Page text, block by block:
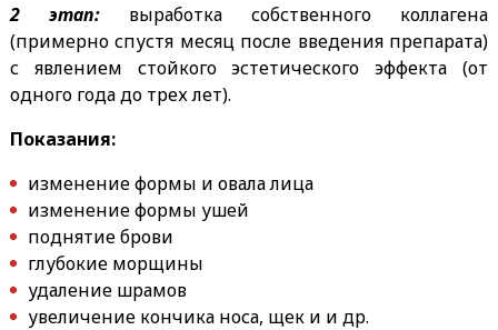
2 этап:выработка собственного коллагена
(примерно спустя месяц после введения препарата)
с явлением стойкого эстетического эффекта (от
одного года до трех лет).
Показания:
изменение формы и овала лица
изменение формы ушей
поднятие брови
глубокие морщины
удаление шрамов
увеличение кончика носа, щек и и др.